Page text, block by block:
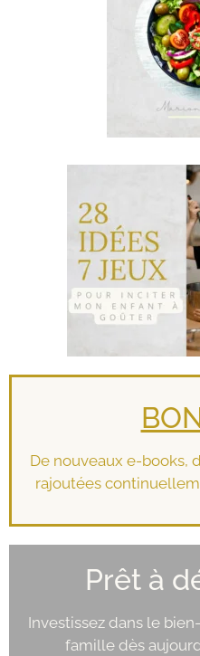
De nouveaux e-books,
rajoutées
Prêt à
Investissez dans le
famille dès